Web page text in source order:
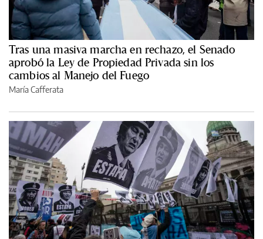
Tras una masiva marcha en rechazo, el Senado
aprobó la Ley de Propiedad Privada sin los
cambios al Manejo del Fuego
María Cafferata